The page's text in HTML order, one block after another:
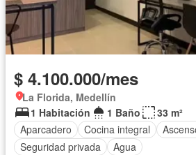
$ 4.100.000/mes
La Florida, Medellín
1 Habitación
1 Baño
33 m²
Aparcadero
Cocina integral
Seguridad privada
Agua